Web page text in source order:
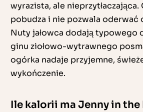
wyrazista, ale nieprzytłaczająca.
pobudza i nie pozwala oderwać
Nuty jałowca dodają typowego
ginu ziołowo-wytrawnego
ogórka nadaje przyjemne,
wykończenie.
Ile kalorii ma Jenny in